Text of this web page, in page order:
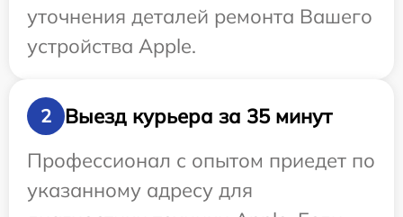
уточнения деталей ремонта Вашего
устройства Apple.
2
Выезд курьера за 35 минут
Профессионал с опытом приедет по
указанному адресу для